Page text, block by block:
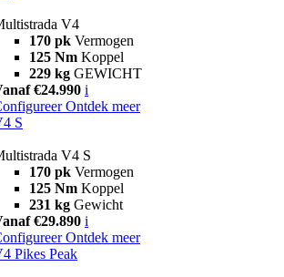
V4
170 pk Vermogen
125 Nm Koppel
229 kg GEWICHT
€24.990 i
Ontdek meer
S
V4 S
170 pk Vermogen
125 Nm Koppel
231 kg Gewicht
€29.890 i
Ontdek meer
Pikes Peak